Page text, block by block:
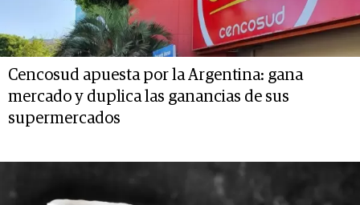
Cencosud apuesta por la Argentina: gana
mercado y duplica las ganancias de sus
supermercados